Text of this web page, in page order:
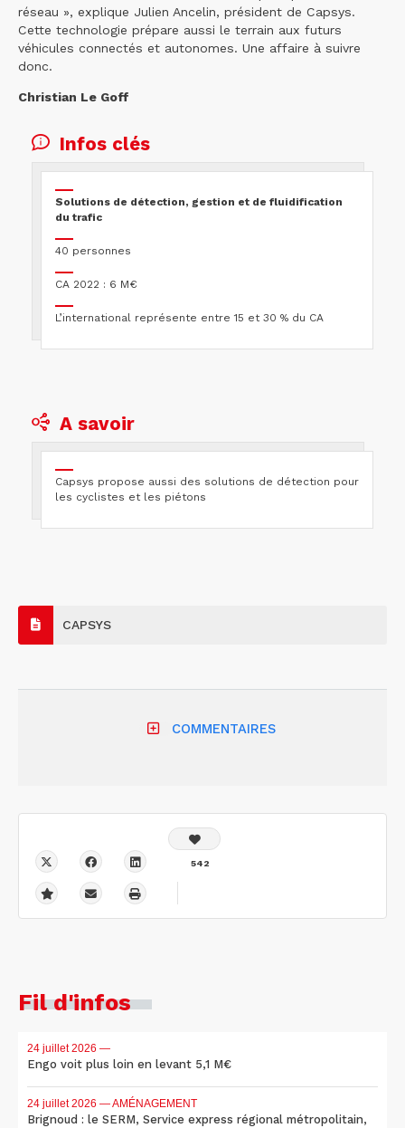
réseau », explique Julien Ancelin, président de Capsys.
Cette technologie prépare aussi le terrain aux futurs
véhicules connectés et autonomes. Une affaire à suivre
donc.
Christian Le Goff
Infos clés
Solutions de détection, gestion et de fluidification
du trafic
40 personnes
CA 2022 : 6 M€
L’international représente entre 15 et 30 % du CA
A savoir
Capsys propose aussi des solutions de détection pour
les cyclistes et les piétons
CAPSYS
COMMENTAIRES
542
Fil d'infos
24 juillet 2026 —
Engo voit plus loin en levant 5,1 M€
24 juillet 2026 — AMÉNAGEMENT
Brignoud : le SERM, Service express régional métropolitain,